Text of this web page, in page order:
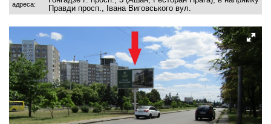
адреса:
Правди просп., Івана Виговського вул.